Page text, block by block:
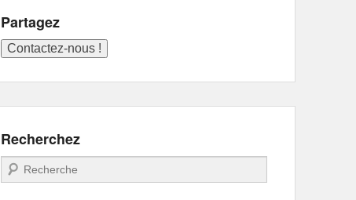
Partagez
Recherchez
Recherche